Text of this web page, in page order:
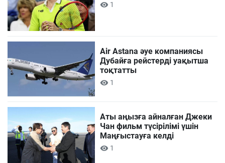
1
Air Astana әуе компаниясы
Дубайға рейстерді уақытша
тоқтатты
1
Аты аңызға айналған Джеки
Чан фильм түсірілімі үшін
Маңғыстауға келді
1